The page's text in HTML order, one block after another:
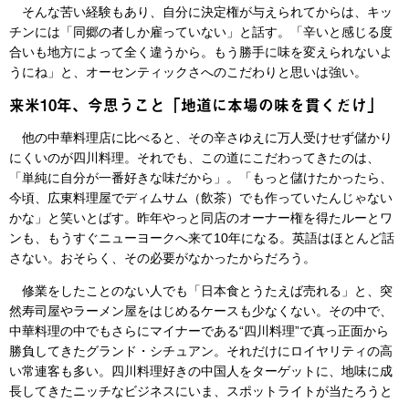
そんな苦い経験もあり、自分に決定権が与えられてからは、キッ
チンには「同郷の者しか雇っていない」と話す。「辛いと感じる度
合いも地方によって全く違うから。もう勝手に味を変えられないよ
うにね」と、オーセンティックさへのこだわりと思いは強い。
来米10年、今思うこと「地道に本場の味を貫くだけ」
他の中華料理店に比べると、その辛さゆえに万人受けせず儲かり
にくいのが四川料理。それでも、この道にこだわってきたのは、
「単純に自分が一番好きな味だから」。「もっと儲けたかったら、
今頃、広東料理屋でディムサム（飲茶）でも作っていたんじゃない
かな」と笑いとばす。昨年やっと同店のオーナー権を得たルーとワ
ンも、もうすぐニューヨークへ来て10年になる。英語はほとんど話
さない。おそらく、その必要がなかったからだろう。
修業をしたことのない人でも「日本食とうたえば売れる」と、突
然寿司屋やラーメン屋をはじめるケースも少なくない。その中で、
中華料理の中でもさらにマイナーである“四川料理”で真っ正面から
勝負してきたグランド・シチュアン。それだけにロイヤリティの高
い常連客も多い。四川料理好きの中国人をターゲットに、地味に成
長してきたニッチなビジネスにいま、スポットライトが当たろうと